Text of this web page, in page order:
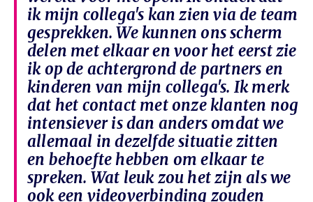
ik mijn collega's kan zien via de team
gesprekken. We kunnen ons scherm
delen met elkaar en voor het eerst zie
ik op de achtergrond de partners en
kinderen van mijn collega's. Ik merk
dat het contact met onze klanten nog
intensiever is dan anders omdat we
allemaal in dezelfde situatie zitten
en behoefte hebben om elkaar te
spreken. Wat leuk zou het zijn als we
ook een videoverbinding zouden